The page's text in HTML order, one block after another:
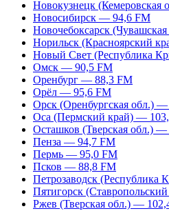
Новокузнецк (Кемеровская
Новосибирск — 94,6 FM
Новочебоксарск
Норильск (Красноярский
Новый Свет (Республика
Омск — 90,5 FM
Оренбург — 88,3 FM
Орёл — 95,6 FM
Орск (Оренбургская обл.)
Оса (Пермский край) —
Осташков (Тверская обл.)
Пенза — 94,7 FM
Пермь — 95,0 FM
Псков — 88,8 FM
Петрозаводск (Республика
Пятигорск
Ржев (Тверская обл.) —